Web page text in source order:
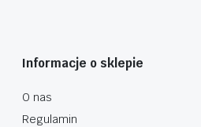
Informacje o sklepie
O nas
Regulamin